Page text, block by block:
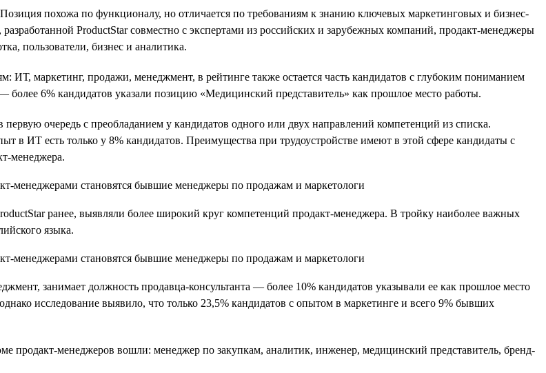
похожа по функционалу, но отличается по требованиям к знанию ключевых маркетинговых и бизнес-
ProductStar совместно с экспертами из российских и зарубежных компаний, продакт-менеджеры
пользователи, бизнес и аналитика.
маркетинг, продажи, менеджмент, в рейтинге также остается часть кандидатов с глубоким пониманием
6% кандидатов указали позицию «Медицинский представитель» как прошлое место работы.
очередь с преобладанием у кандидатов одного или двух направлений компетенций из списка.
в ИТ есть только у 8% кандидатов. Преимущества при трудоустройстве имеют в этой сфере кандидаты с
менеджера.
ранее, выявляли более широкий круг компетенций продакт-менеджера. В тройку наиболее важных
языка.
занимает должность продавца-консультанта — более 10% кандидатов указывали ее как прошлое место
исследование выявило, что только 23,5% кандидатов с опытом в маркетинге и всего 9% бывших
продакт-менеджеров вошли: менеджер по закупкам, аналитик, инженер, медицинский представитель, бренд-